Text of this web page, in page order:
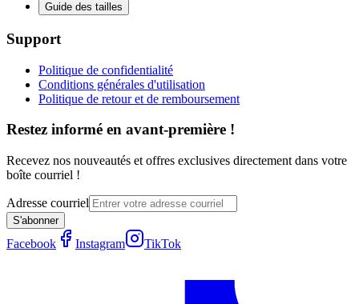
Guide des tailles
Support
Politique de confidentialité
Conditions générales d'utilisation
Politique de retour et de remboursement
Restez informé en avant-première !
Recevez nos nouveautés et offres exclusives directement dans votre
boîte courriel !
Adresse courriel
S'abonner
Facebook Instagram TikTok